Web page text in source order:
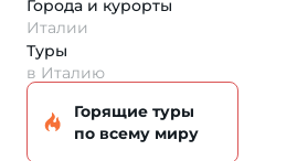
Города и курорты
Италии
Туры
в Италию
Горящие туры
по всему миру